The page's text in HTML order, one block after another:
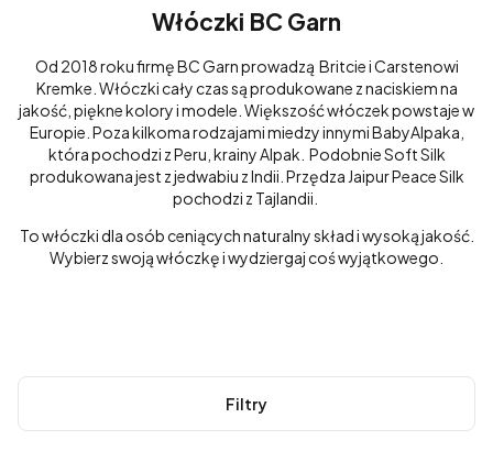
Włóczki BC Garn
Od 2018 roku firmę BC Garn prowadzą Britcie i Carstenowi
Kremke. Włóczki cały czas są produkowane z naciskiem na
jakość, piękne kolory i modele. Większość włóczek powstaje w
Europie. Poza kilkoma rodzajami miedzy innymi BabyAlpaka,
która pochodzi z Peru, krainy Alpak. Podobnie Soft Silk
produkowana jest z jedwabiu z Indii. Przędza Jaipur Peace Silk
pochodzi z Tajlandii.
To włóczki dla osób ceniących naturalny skład i wysoką jakość.
Wybierz swoją włóczkę i wydziergaj coś wyjątkowego.
Filtry